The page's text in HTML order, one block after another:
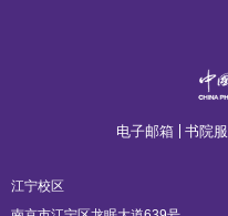
电子邮箱 书院
江宁校区